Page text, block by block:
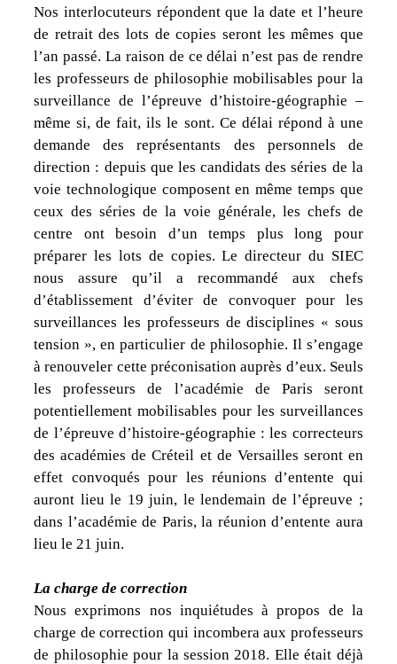
Nos interlocuteurs répondent que la date et l’heure
de retrait des lots de copies seront les mêmes que
l’an passé. La raison de ce délai n’est pas de rendre
les professeurs de philosophie mobilisables pour la
surveillance de l’épreuve d’histoire-géographie –
même si, de fait, ils le sont. Ce délai répond à une
demande des représentants des personnels de
direction : depuis que les candidats des séries de la
voie technologique composent en même temps que
ceux des séries de la voie générale, les chefs de
centre ont besoin d’un temps plus long pour
préparer les lots de copies. Le directeur du SIEC
nous assure qu’il a recommandé aux chefs
d’établissement d’éviter de convoquer pour les
surveillances les professeurs de disciplines « sous
tension », en particulier de philosophie. Il s’engage
à renouveler cette préconisation auprès d’eux. Seuls
les professeurs de l’académie de Paris seront
potentiellement mobilisables pour les surveillances
de l’épreuve d’histoire-géographie : les correcteurs
des académies de Créteil et de Versailles seront en
effet convoqués pour les réunions d’entente qui
auront lieu le 19 juin, le lendemain de l’épreuve ;
dans l’académie de Paris, la réunion d’entente aura
lieu le 21 juin.
La charge de correction
Nous exprimons nos inquiétudes à propos de la
charge de correction qui incombera aux professeurs
de philosophie pour la session 2018. Elle était déjà